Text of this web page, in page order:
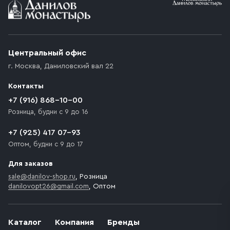
Условия доставки
возникают препятствия для подъезда автомобиля,
которое максимально близко к месту запланированной
движения. Если на территории места назначения
доставки предусмотрен платный въезд, то Покупателю
необходимо компенсировать стоимость въезда
Каталог Компания Бренды
Центральный офис
г. Москва, Даниловский вал 22
Контакты
+7 (916) 868-10-00
Розница, будни с 9 до 16
+7 (925) 417 07-93
Оптом, будни с 9 до 17
Для заказов
sale@danilov-shop.ru, Розница
danilovopt26@gmail.com, Оптом